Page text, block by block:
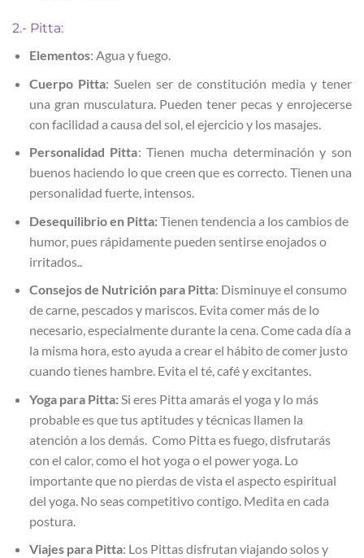
2.- Pitta:
Elementos: Agua y fuego.
Cuerpo Pitta: Suelen ser de constitución media y tener
una gran musculatura. Pueden tener pecas y enrojecerse
con facilidad a causa del sol, el ejercicio y los masajes.
Personalidad Pitta: Tienen mucha determinación y son
buenos haciendo lo que creen que es correcto. Tienen una
personalidad fuerte, intensos.
Desequilibrio en Pitta:Tienen tendencia a los cambios de
humor, pues rápidamente pueden sentirse enojados o
irritados..
Consejos de Nutrición para Pitta: Disminuye el consumo
de carne, pescados y mariscos. Evita comer más de lo
necesario, especialmente durante la cena. Come cada día a
la misma hora, esto ayuda a crear el hábito de comer justo
cuando tienes hambre. Evita el té, café y excitantes.
Yoga para Pitta:Si eres Pitta amarás el yoga y lo más
probable es que tus aptitudes y técnicas llamen la
atención a los demás. Como Pitta es fuego, disfrutarás
con el calor, como el hot yoga o el power yoga. Lo
importante que no pierdas de vista el aspecto espiritual
del yoga. No seas competitivo contigo. Medita en cada
postura.
Viajes para Pitta: Los Pittas disfrutan viajando solos y